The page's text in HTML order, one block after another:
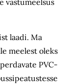
vastumeelsus
laadi. Ma
meelest oleks
PVC-